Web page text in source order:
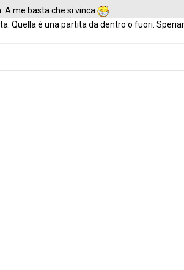
A me basta che si vinca
Quella è una partita da dentro o fuori.